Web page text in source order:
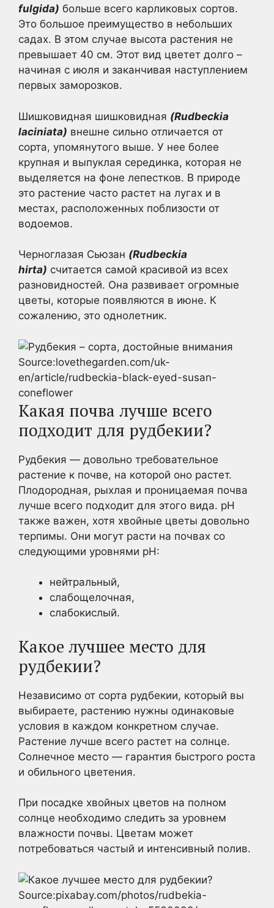
fulgida) больше всего карликовых сортов.
Это большое преимущество в небольших
садах. В этом случае высота растения не
превышает 40 см. Этот вид цветет долго –
начиная с июля и заканчивая наступлением
первых заморозков.
Шишковидная шишковидная (Rudbeckia
laciniata) внешне сильно отличается от
сорта, упомянутого выше. У нее более
крупная и выпуклая серединка, которая не
выделяется на фоне лепестков. В природе
это растение часто растет на лугах и в
местах, расположенных поблизости от
водоемов.
Черноглазая Сьюзан (Rudbeckia
hirta) считается самой красивой из всех
разновидностей. Она развивает огромные
цветы, которые появляются в июне. К
сожалению, это однолетник.
Source:lovethegarden.com/uk-
en/article/rudbeckia-black-eyed-susan-
coneflower
Какая почва лучше всего
подходит для рудбекии?
Рудбекия — довольно требовательное
растение к почве, на которой оно растет.
Плодородная, рыхлая и проницаемая почва
лучше всего подходит для этого вида. рН
также важен, хотя хвойные цветы довольно
терпимы. Они могут расти на почвах со
следующими уровнями pH:
нейтральный,
слабощелочная,
слабокислый.
Какое лучшее место для
рудбекии?
Независимо от сорта рудбекии, который вы
выбираете, растению нужны одинаковые
условия в каждом конкретном случае.
Растение лучше всего растет на солнце.
Солнечное место — гарантия быстрого роста
и обильного цветения.
При посадке хвойных цветов на полном
солнце необходимо следить за уровнем
влажности почвы. Цветам может
потребоваться частый и интенсивный полив.
Source:pixabay.com/photos/rudbekia-